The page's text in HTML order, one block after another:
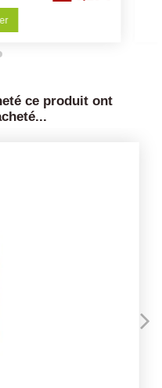
ce produit ont